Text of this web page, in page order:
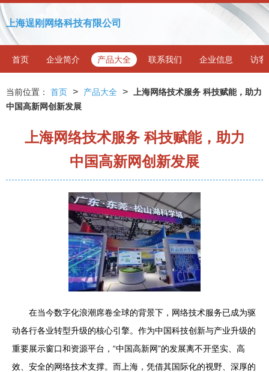
上海逞刚网络科技有限公司
首页 企业简介 产品大全 联系我们 企业信息 访客
当前位置： 首页 > 产品大全 >
上海网络技术服务 科技赋能，助力
中国高新网创新发展
上海网络技术服务 科技赋能，助力
中国高新网创新发展
在当今数字化浪潮席卷全球的背景下，网络技术服务已成为驱
动各行各业转型升级的核心引擎。作为中国科技创新与产业升级的
重要展示窗口和资源平台，“中国高新网”的发展离不开坚实、高
效、安全的网络技术支撑。而上海，凭借其国际化的视野、深厚的